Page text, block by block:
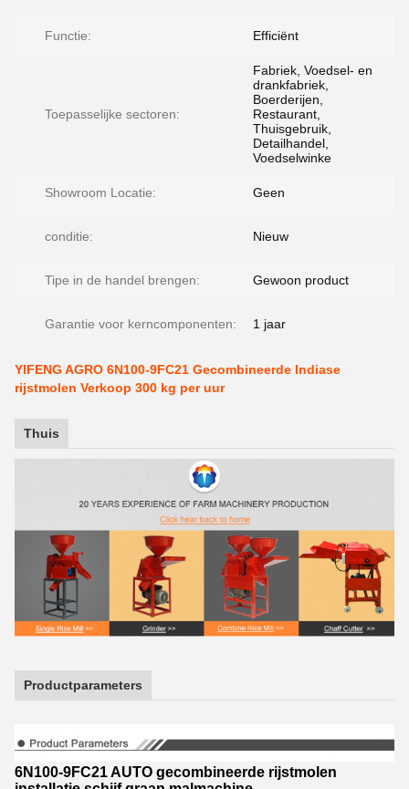
Functie: Efficiënt
Toepasselijke sectoren:
Fabriek, Voedsel- en
drankfabriek,
Boerderijen,
Restaurant,
Thuisgebruik,
Detailhandel,
Voedselwinke
Showroom Locatie: Geen
conditie: Nieuw
Tipe in de handel brengen: Gewoon product
Garantie voor kerncomponenten: 1 jaar
YIFENG AGRO 6N100-9FC21 Gecombineerde Indiase
rijstmolen Verkoop 300 kg per uur
Thuis
Productparameters
6N100-9FC21 AUTO gecombineerde rijstmolen